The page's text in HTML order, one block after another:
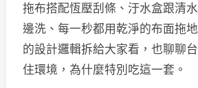
拖布搭配恆壓刮條、汙水盒跟清
邊洗、每一秒都用乾淨的布面拖
的設計邏輯拆給大家看，也聊聊
住環境，為什麼特別吃這一套。